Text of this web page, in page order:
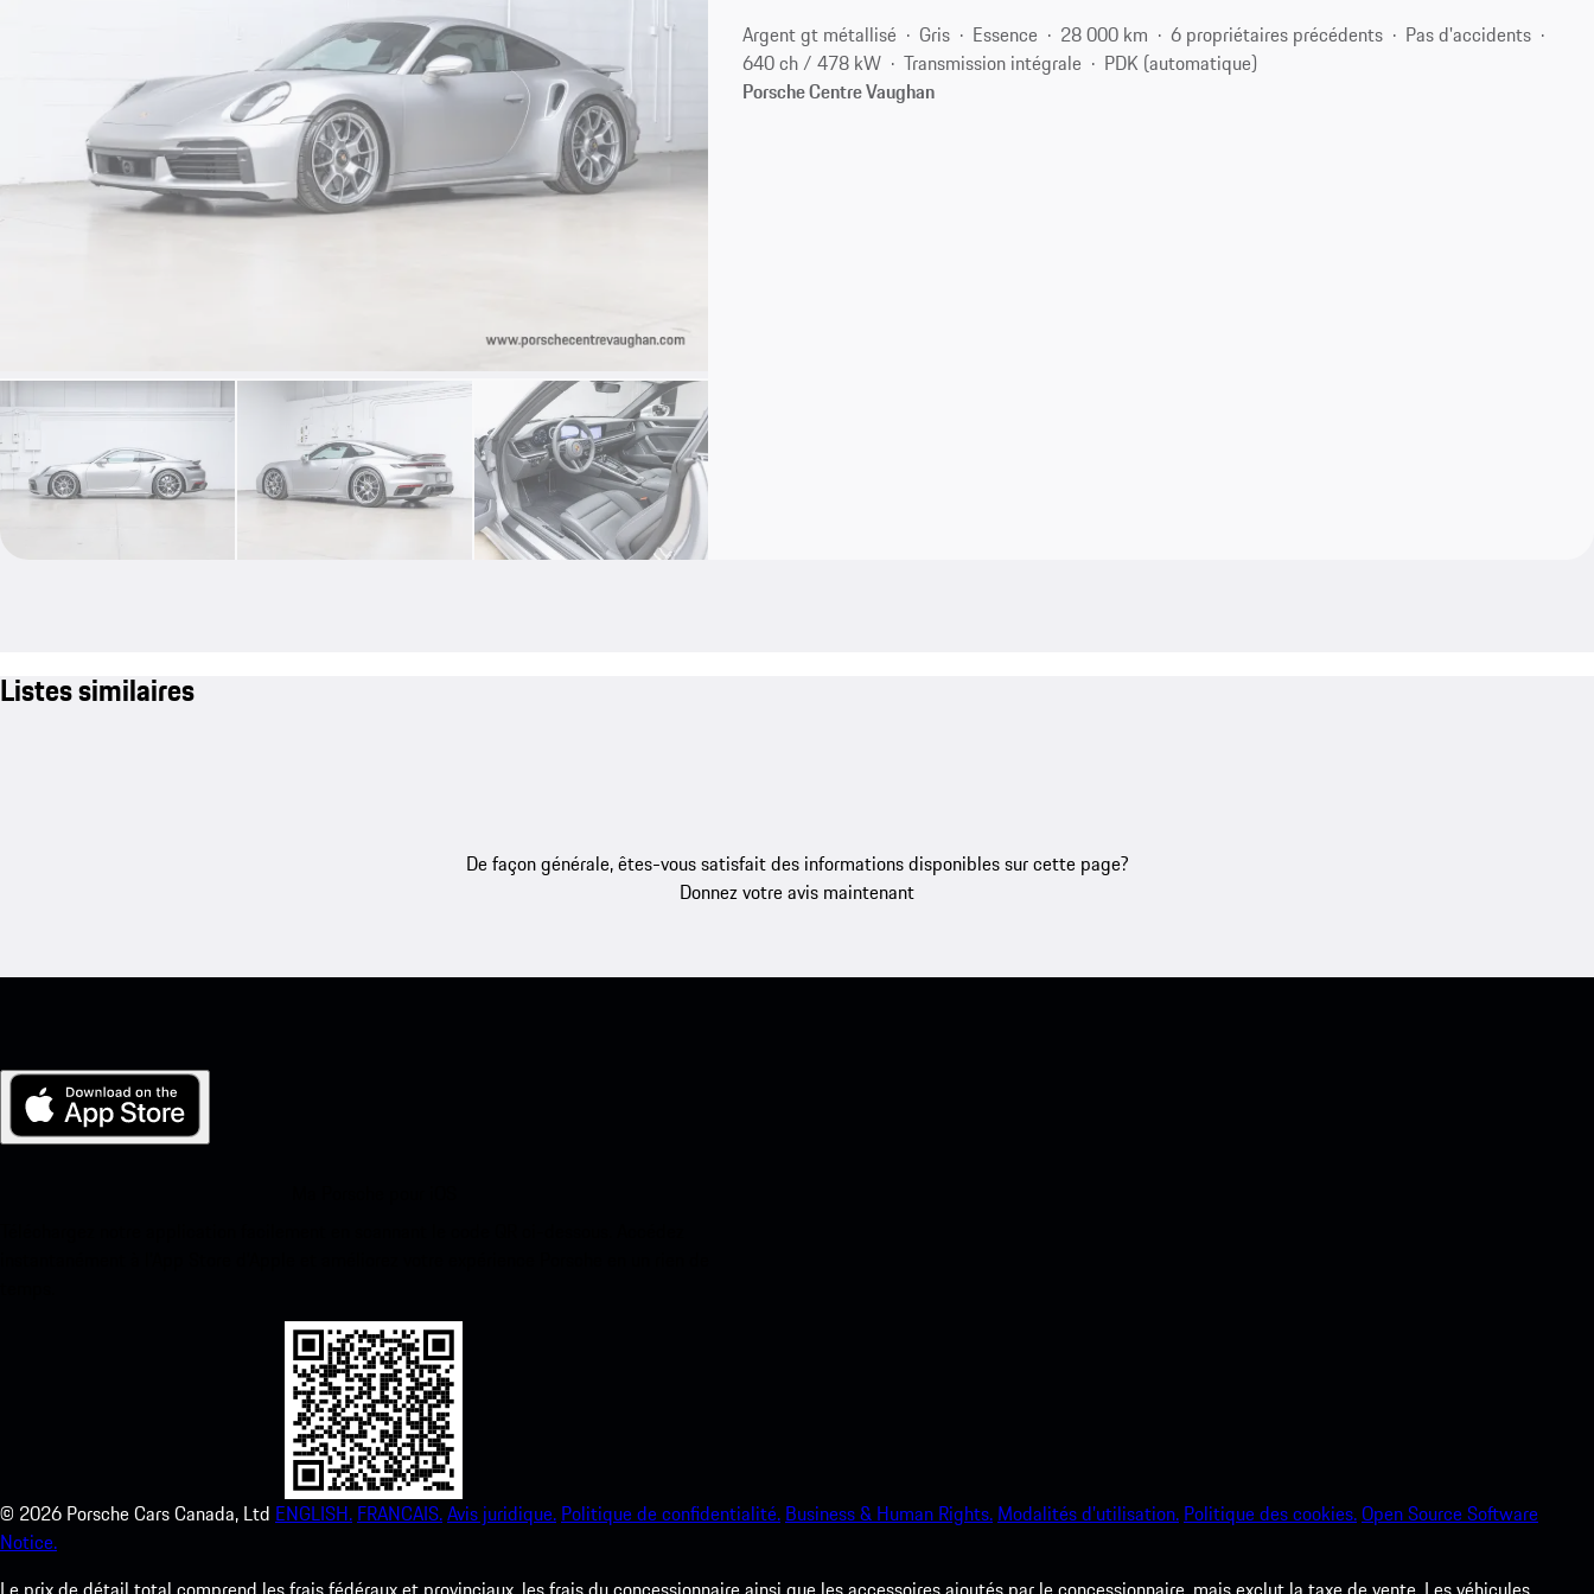
Argent gt métallisé Gris Essence 28 000 km 6 propriétaires précédents
Pas d'accidents
640 ch / 478 kW
Transmission intégrale
PDK (automatique)
Porsche Centre Vaughan
Listes similaires
De façon générale, êtes-vous satisfait des informations disponibles sur cette page?
Donnez votre avis maintenant
© 2026 Porsche Cars Canada, Ltd ENGLISH. FRANCAIS.Avis juridique. Politique de confidentialité. Business & Human Rights. Modalités d’utilisation. Politique des cookies.Open Source Software
Notice.